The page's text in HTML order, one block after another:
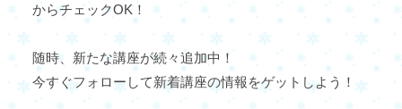
からチェックOK！
随時、新たな講座が続々追加中！
今すぐフォローして新着講座の情報をゲットしよう！